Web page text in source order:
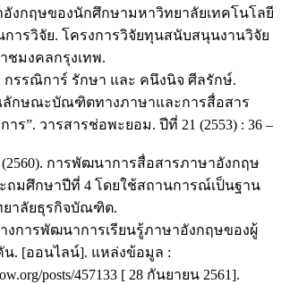
งกฤษของนักศึกษามหาวิทยาลัยเทคโนโลยี
การวิจัย. โครงการวิจัยทุนสนับสนุนงานวิจัย
ชมงคลกรุงเทพ.
กรรณิการ์ รักษา และ คนึงนิจ ศีลรักษ์.
กษณะบัณฑิตทางภาษาและการสื่อสาร
ร”. วารสารช่อพะยอม. ปีที่ 21 (2553) : 36 –
การพัฒนาการสื่อสารภาษาอังกฤษ
ถมศึกษาปีที่ 4 โดยใช้สถานการณ์เป็นฐาน
ยาลัยธุรกิจบัณฑิต.
งการพัฒนาการเรียนรู้ภาษาอังกฤษของผู้
น. [ออนไลน์]. แหล่งข้อมูล :
posts/457133 [ 28 กันยายน 2561].